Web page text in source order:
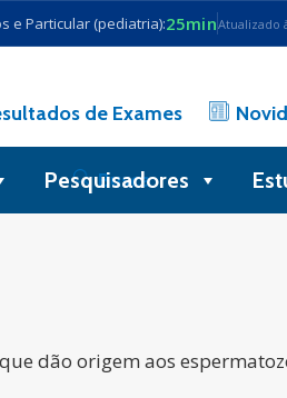
e Particular (pediatria):25minAtualizado
de Exames
Busca
Pesquisadores
dão origem aos